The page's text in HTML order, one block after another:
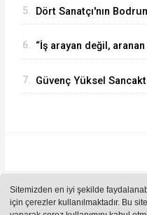
Sitemizden en iyi şekilde
için çerezler kullanılmaktadır. Bu
5. Dört Sanatçı'nın
6. “İş arayan değil,
7. Güvenç Yüksel